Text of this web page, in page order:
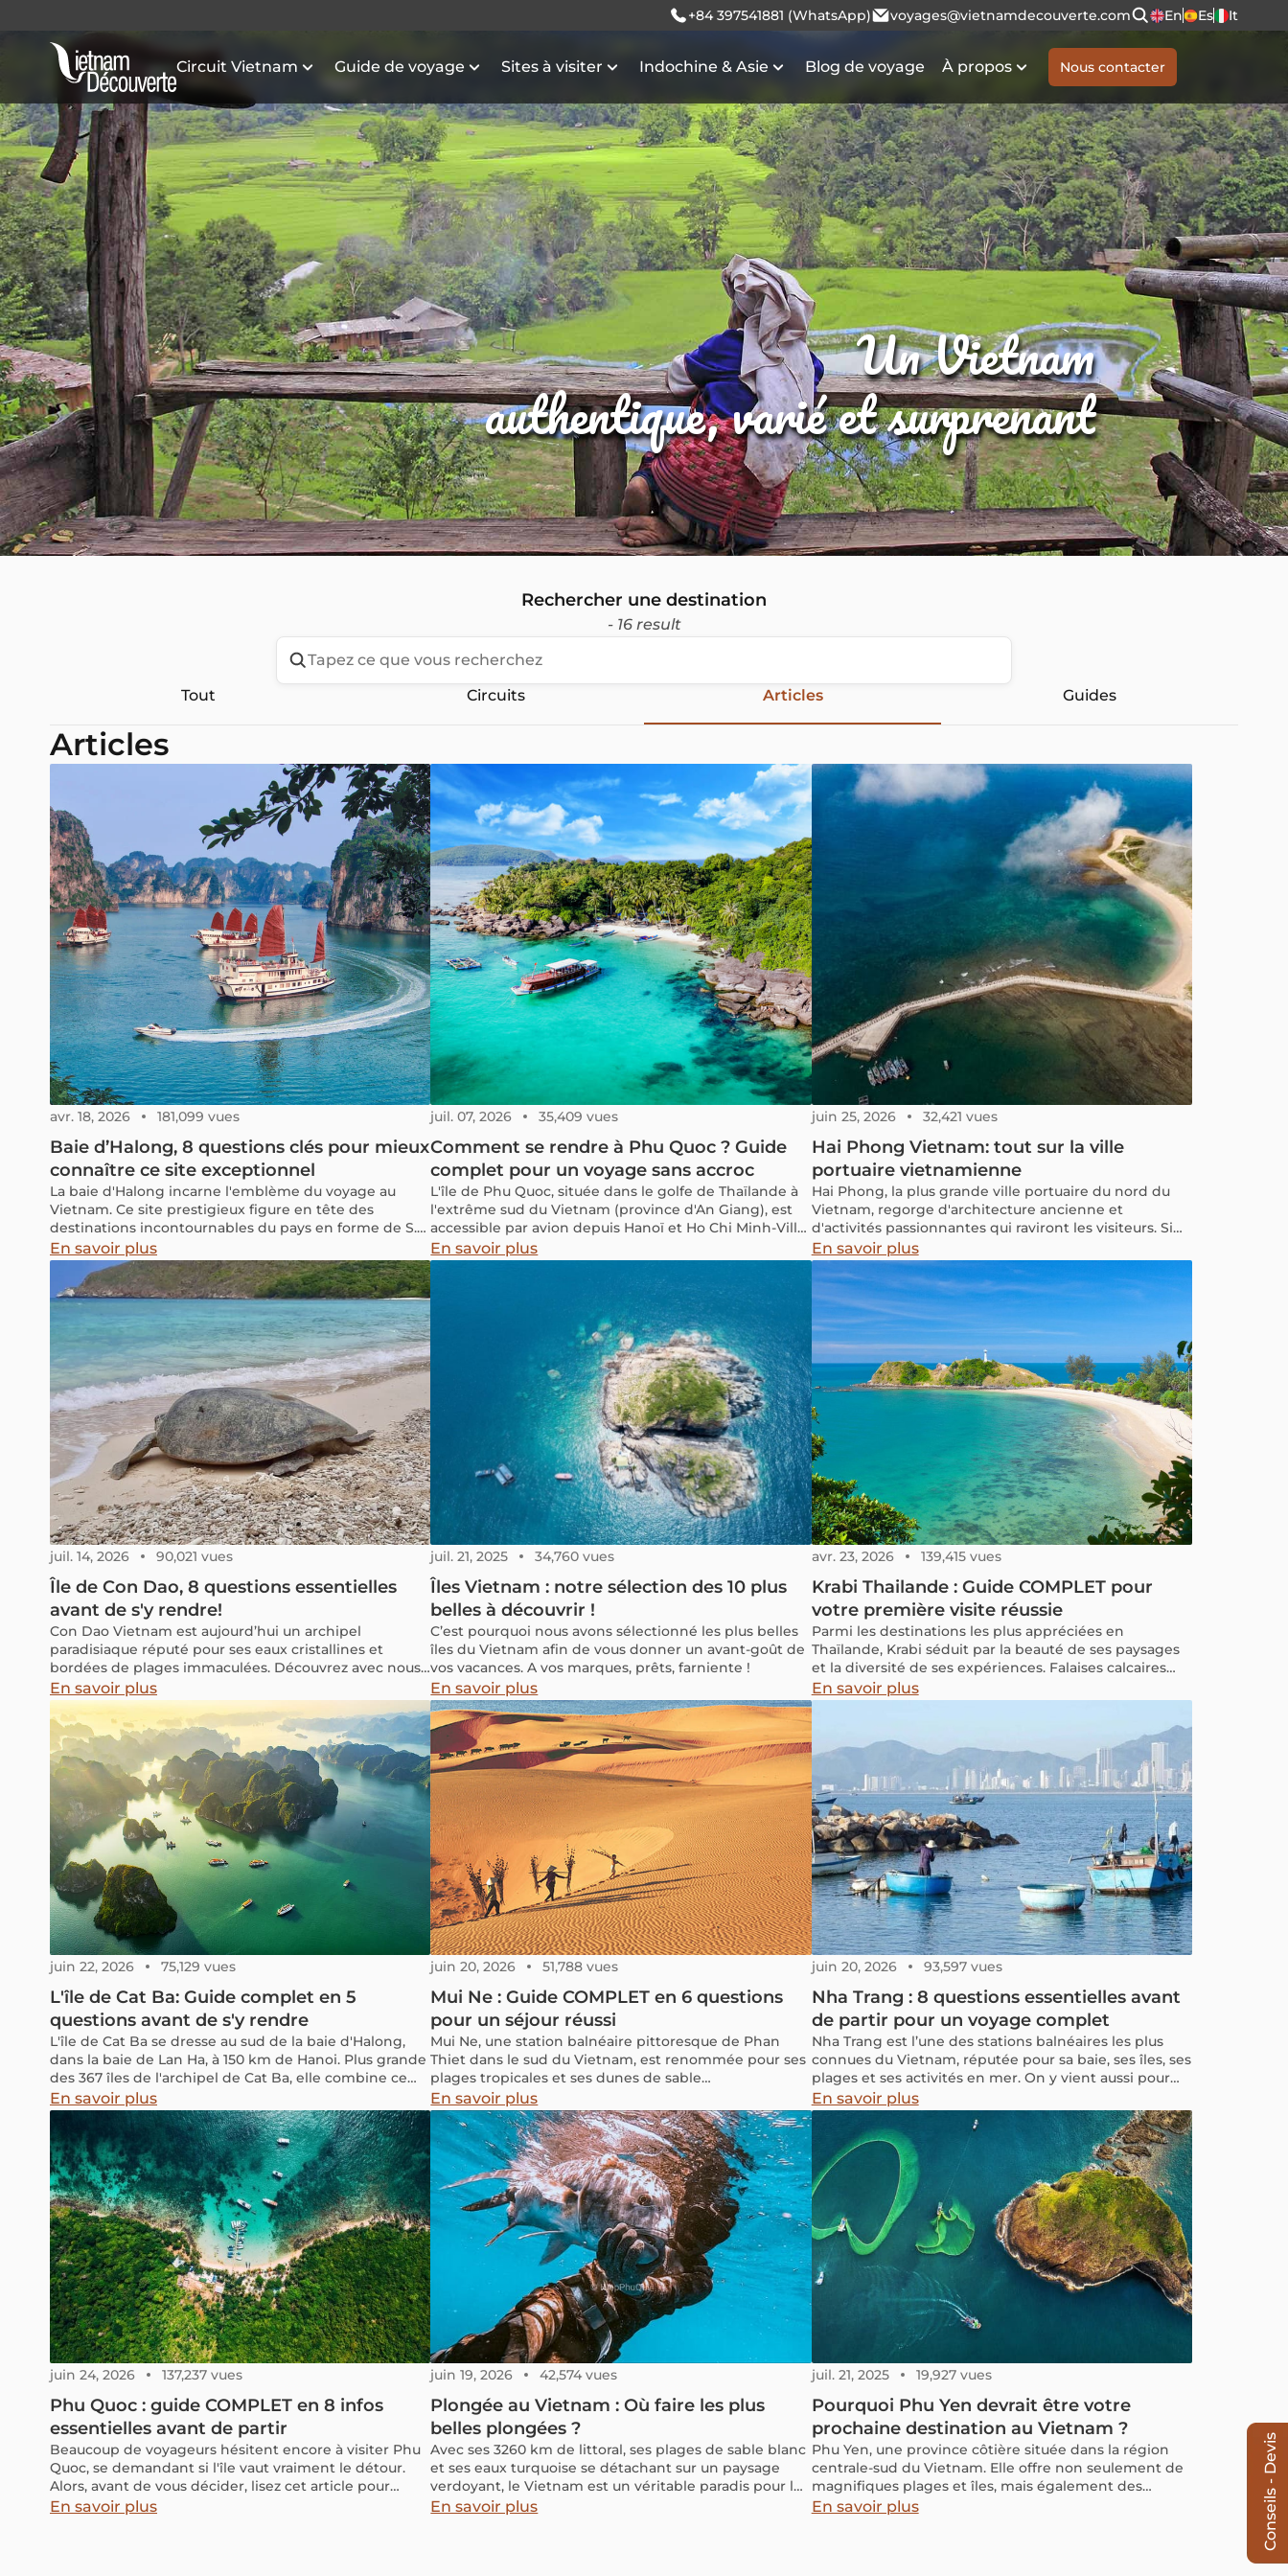
+84 397541881 (WhatsApp) voyages@vietnamdecouverte.com En Es It
Circuit Vietnam Guide de voyage Sites à visiter Indochine & Asie Blog de voyage À propos Nous contacter
Un Vietnam
authentique, varié et surprenant
Rechercher une destination
- 16 result
Tout Circuits Articles Guides
Articles
avr. 18, 2026 181,099 vues
Baie d’Halong, 8 questions clés pour mieux
connaître ce site exceptionnel
La baie d'Halong incarne l'emblème du voyage au
Vietnam. Ce site prestigieux figure en tête des
destinations incontournables du pays en forme de S.
Cependant, il existe des informations intéressantes à
connaître sur ce site en plus du fait que c'est l'une des
merveilles du monde. Savez-vous quelle est la
signification de "Ha Long" dans le nom de la baie
d'Halong ? Quelles sont les meilleures périodes pour la
visiter et comment se déroule une croisière en jonque
pour passer une nuit dans la baie ? Tout est abordé
dans cet article, alors n'hésitez pas à lire ces
informations pratiques.
En savoir plus
juil. 07, 2026 35,409 vues
Comment se rendre à Phu Quoc ? Guide
complet pour un voyage sans accroc
L'île de Phu Quoc, située dans le golfe de Thaïlande à
l'extrême sud du Vietnam (province d'An Giang), est
accessible par avion depuis Hanoï et Ho Chi Minh-Ville
en 1 à 2 heures, ou par bateau rapide depuis les ports
de Ha Tien (1 h 15) et Rach Gia (2 h 30)
En savoir plus
juin 25, 2026 32,421 vues
Hai Phong Vietnam: tout sur la ville
portuaire vietnamienne
Hai Phong, la plus grande ville portuaire du nord du
Vietnam, regorge d'architecture ancienne et
d'activités passionnantes qui raviront les visiteurs. Si
vous envisagez une croisière dans la pittoresque baie
de Lan Ha, ne manquez pas l'occasion de faire une
halte à Hai Phong et de découvrir ses rues bordées de
flamboyants rouges ainsi que sa cuisine de rue
exceptionnelle.
En savoir plus
juil. 14, 2026 90,021 vues
Île de Con Dao, 8 questions essentielles
avant de s'y rendre!
Con Dao Vietnam est aujourd’hui un archipel
paradisiaque réputé pour ses eaux cristallines et
bordées de plages immaculées. Découvrez avec nous
tout ce qu’il y a à voir et à vivre sur cette merveille
insulaire du Vietnam.
En savoir plus
juil. 21, 2025 34,760 vues
Îles Vietnam : notre sélection des 10 plus
belles à découvrir !
C’est pourquoi nous avons sélectionné les plus belles
îles du Vietnam afin de vous donner un avant-goût de
vos vacances. A vos marques, prêts, farniente !
En savoir plus
avr. 23, 2026 139,415 vues
Krabi Thailande : Guide COMPLET pour
votre première visite réussie
Parmi les destinations les plus appréciées en
Thaïlande, Krabi séduit par la beauté de ses paysages
et la diversité de ses expériences. Falaises calcaires
plongeant dans une mer turquoise, plages
immaculées, temples paisibles et petits marchés
animés : tout invite à la découverte, à son rythme.
Dans cet article, on vous propose un tour d’horizon
complet de Krabi : lieux à visiter, conseils pratiques
pour s’y rendre, et suggestions pour profiter
pleinement de votre séjour. Que l’on vienne pour
explorer les îles, grimper les rochers de Railay ou
simplement se détendre au bord de l’eau, Krabi reste
une étape incontournable pour un voyage en
Thaïlande réussi.
En savoir plus
juin 22, 2026 75,129 vues
L'île de Cat Ba: Guide complet en 5
questions avant de s'y rendre
L'île de Cat Ba se dresse au sud de la baie d'Halong,
dans la baie de Lan Ha, à 150 km de Hanoi. Plus grande
des 367 îles de l'archipel de Cat Ba, elle combine ce
que la baie d'Halong seule ne propose pas : un parc
national classé réserve de biosphère par l'UNESCO,
des villages de pêcheurs vivants, des plages cachées
et une croisière en jonque dans des eaux moins
fréquentées
En savoir plus
juin 20, 2026 51,788 vues
Mui Ne : Guide COMPLET en 6 questions
pour un séjour réussi
Mui Ne, une station balnéaire pittoresque de Phan
Thiet dans le sud du Vietnam, est renommée pour ses
plages tropicales et ses dunes de sable
impressionnantes. Située à environ 4 heures de route
de Ho Chi Minh-Ville, elle se révèle être une
destination facilement accessible. Ce guide vous
propose de découvrir les meilleures activités à Mui Ne,
ainsi que des informations pratiques pour vous
déplacer et trouver un hébergement confortable.
En savoir plus
juin 20, 2026 93,597 vues
Nha Trang : 8 questions essentielles avant
de partir pour un voyage complet
Nha Trang est l’une des stations balnéaires les plus
connues du Vietnam, réputée pour sa baie, ses îles, ses
plages et ses activités en mer. On y vient aussi pour
les fruits de mer, les bains de boue et l’ambiance
animée du centre-ville. Mais Nha Trang vaut-elle
vraiment le détour ? Est-elle trop touristique ? Dans
cet article, vous trouverez les informations utiles pour
savoir que faire à Nha Trang, quelles îles choisir, où
dormir et quand partir.
En savoir plus
juin 24, 2026 137,237 vues
Phu Quoc : guide COMPLET en 8 infos
essentielles avant de partir
Beaucoup de voyageurs hésitent encore à visiter Phu
Quoc, se demandant si l'île vaut vraiment le détour.
Alors, avant de vous décider, lisez cet article pour
découvrir ce que cette destination a à offrir. Phu Quoc,
En savoir plus
juin 19, 2026 42,574 vues
Plongée au Vietnam : Où faire les plus
belles plongées ?
Avec ses 3260 km de littoral, ses plages de sable blanc
et ses eaux turquoise se détachant sur un paysage
verdoyant, le Vietnam est un véritable paradis pour les
amateurs de plongée sous-marine. Les innombrables
En savoir plus
juil. 21, 2025 19,927 vues
Pourquoi Phu Yen devrait être votre
prochaine destination au Vietnam ?
Phu Yen, une province côtière située dans la région
centrale-sud du Vietnam. Elle offre non seulement de
magnifiques plages et îles, mais également des
paysages géologiques impressionnants que vous ne
En savoir plus Conseils - Devis